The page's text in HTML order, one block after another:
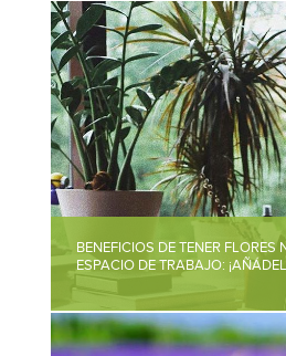
BENEFICIOS DE TENER FLORES
ESPACIO DE TRABAJO: